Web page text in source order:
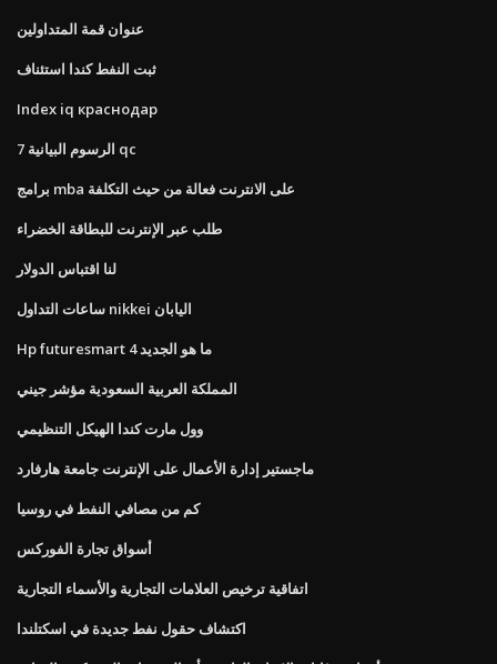
عنوان قمة المتداولين
ثبت النفط كندا استئناف
Index iq краснодар
7 الرسوم البيانية qc
برامج mba على الانترنت فعالة من حيث التكلفة
طلب عبر الإنترنت للبطاقة الخضراء
لنا اقتباس الدولار
ساعات التداول nikkei اليابان
Hp futuresmart 4 ما هو الجديد
المملكة العربية السعودية مؤشر جيني
وول مارت كندا الهيكل التنظيمي
ماجستير إدارة الأعمال على الإنترنت جامعة هارفارد
كم من مصافي النفط في روسيا
أسواق تجارة الفوركس
اتفاقية ترخيص العلامات التجارية والأسماء التجارية
اكتشاف حقول نفط جديدة في اسكتلندا